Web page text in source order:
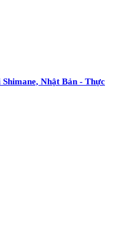
Nhật Bản - Thực